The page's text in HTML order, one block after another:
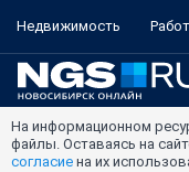
Недвижимость
На информационном
файлы. Оставаясь на
согласие на их